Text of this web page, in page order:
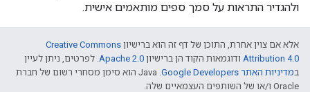
ולהגדיר התראות על סמך ספים מותאמים אישית.
אלא אם צוין אחרת, התוכן של דף זה הוא ברישיון Creative Commons
Attribution 4.0 ודוגמאות הקוד הן ברישיון Apache 2.0. לפרטים, ניתן לעיין
במדיניות האתר Google Developers‏
.‏ Java הוא סימן מסחרי רשום של חברת
Oracle ו/או של השותפים העצמאיים שלה.